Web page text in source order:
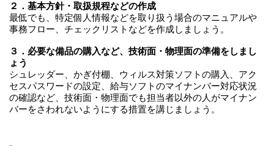
２．基本方針・取扱規程などの作成
最低でも、特定個人情報などを取り扱う場合のマニュアルや
事務フロー、チェックリストなどを作成しましょう。
３．必要な備品の購入など、技術面・物理面の準備をしまし
ょう
シュレッダー、かぎ付棚、ウィルス対策ソフトの購入、アク
セスパスワードの設定、給与ソフトのマイナンバー対応状況
の確認など、技術面・物理面でも担当者以外の人がマイナン
バーをさわれないようにする措置を講じましょう。